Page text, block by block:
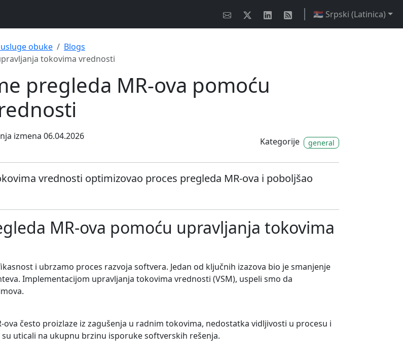
🇷🇸 Srpski (Latinica)
obuke
Blogs
tokovima vrednosti
pregleda MR-ova pomoću
izmena 06.04.2026
Kategorije general
vrednosti optimizovao proces pregleda MR-ova i poboljšao
MR-ova pomoću upravljanja tokovima
i ubrzamo proces razvoja softvera. Jedan od ključnih izazova bio je smanjenje
Implementacijom upravljanja tokovima vrednosti (VSM), uspeli smo da
često proizlaze iz zagušenja u radnim tokovima, nedostatka vidljivosti u procesu i
uticali na ukupnu brzinu isporuke softverskih rešenja.